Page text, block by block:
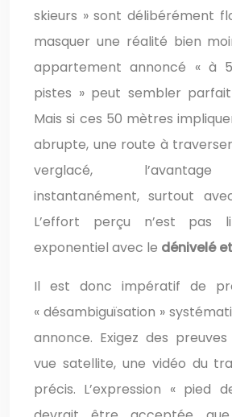
skieurs » sont délibérément
masquer une réalité bien
appartement annoncé « à
pistes » peut sembler
Mais si ces 50 mètres
abrupte, une route à
verglacé, l’avantage
instantanément, surtout
L’effort perçu n’est pas
exponentiel avec le dénivelé
Il est donc impératif de
« désambiguïsation »
annonce. Exigez des
vue satellite, une vidéo du
précis. L’expression « pied